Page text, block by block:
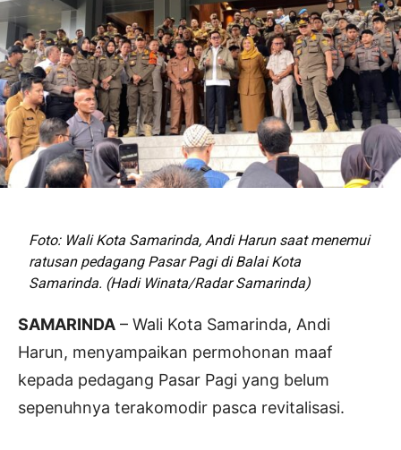
Foto: Wali Kota Samarinda, Andi Harun saat menemui
ratusan pedagang Pasar Pagi di Balai Kota
Samarinda. (Hadi Winata/Radar Samarinda)
SAMARINDA – Wali Kota Samarinda, Andi
Harun, menyampaikan permohonan maaf
kepada pedagang Pasar Pagi yang belum
sepenuhnya terakomodir pasca revitalisasi.